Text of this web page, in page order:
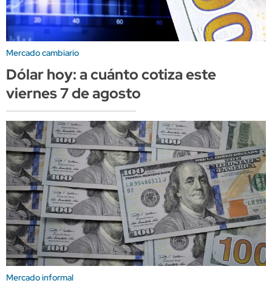
Mercado cambiario
Dólar hoy: a cuánto cotiza este
viernes 7 de agosto
Mercado informal